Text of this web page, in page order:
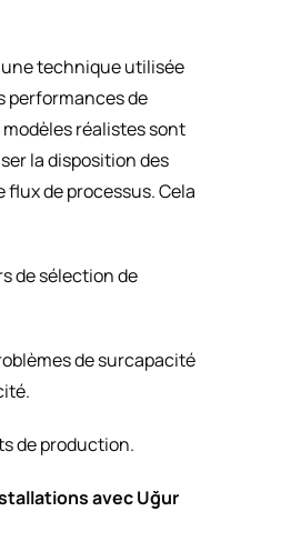
technique utilisée
performances de
réalistes sont
la disposition des
de processus. Cela
de sélection de
de surcapacité
de production.
avec Uğur